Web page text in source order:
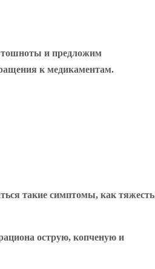
тошноты и предложим
к медикаментам.
такие симптомы, как тяжесть
острую, копченую и